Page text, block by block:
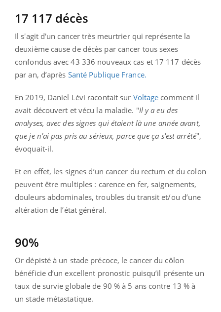
17 117 décès
Il s'agit d'un cancer très meurtrier qui représente la
deuxième cause de décès par cancer tous sexes
confondus avec 43 336 nouveaux cas et 17 117 décès
par an, d’après Santé Publique France.
En 2019, Daniel Lévi racontait sur Voltage comment il
avait découvert et vécu la maladie. "Il y a eu des
analyses, avec des signes qui étaient là une année avant,
que je n'ai pas pris au sérieux, parce que ça s'est arrêté",
évoquait-il.
Et en effet, les signes d’un cancer du rectum et du colon
peuvent être multiples : carence en fer, saignements,
douleurs abdominales, troubles du transit et/ou d’une
altération de l’état général.
90%
Or dépisté à un stade précoce, le cancer du côlon
bénéficie d’un excellent pronostic puisqu’il présente un
taux de survie globale de 90 % à 5 ans contre 13 % à
un stade métastatique.